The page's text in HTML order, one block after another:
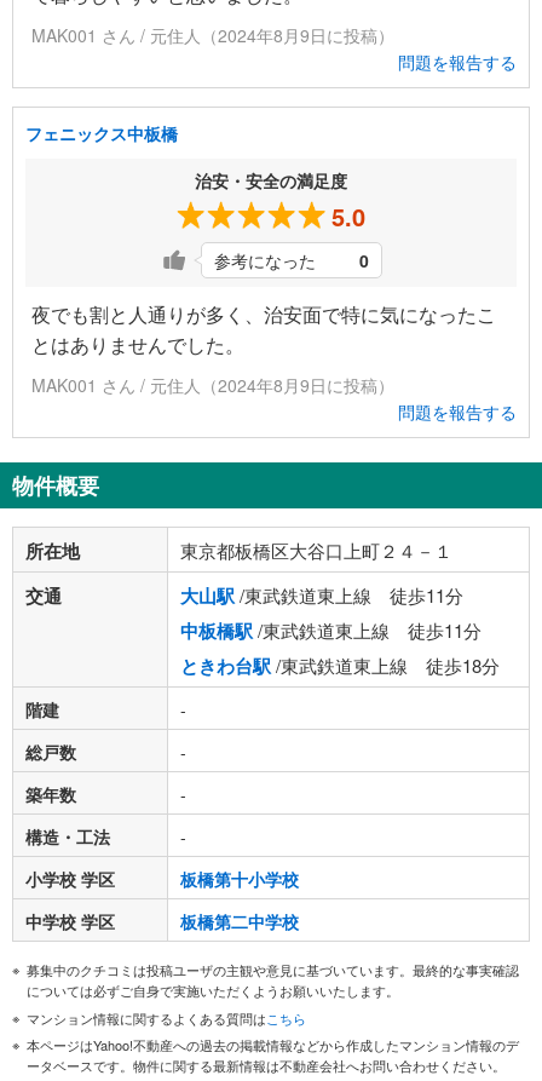
MAK001 さん / 元住人（2024年8月9日に投稿）
問題を報告する
フェニックス中板橋
治安・安全の満足度
5.0
参考になった 0
夜でも割と人通りが多く、治安面で特に気になったこ
とはありませんでした。
MAK001 さん / 元住人（2024年8月9日に投稿）
問題を報告する
物件概要
所在地 東京都板橋区大谷口上町２４－１
交通 大山駅/東武鉄道東上線 徒歩11分
中板橋駅/東武鉄道東上線 徒歩11分
ときわ台駅/東武鉄道東上線 徒歩18分
階建
-
総戸数
-
築年数
-
構造・工法
-
小学校 学区
板橋第十小学校
中学校 学区
板橋第二中学校
募集中のクチコミは投稿ユーザの主観や意見に基づいています。最終的な事実確認
については必ずご自身で実施いただくようお願いいたします。
マンション情報に関するよくある質問はこちら
本ページはYahoo!不動産への過去の掲載情報などから作成したマンション情報のデ
ータベースです。物件に関する最新情報は不動産会社へお問い合わせください。